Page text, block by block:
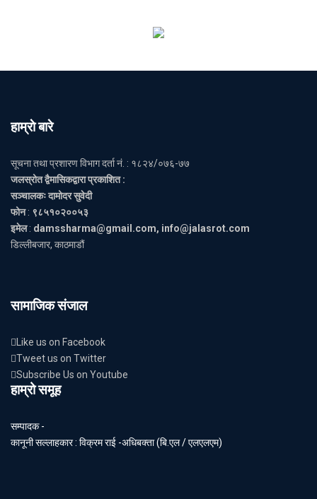
हाम्राे बारे
सूचना तथा प्रशारण विभाग दर्ता नं. : १८२४/०७६-७७
जलस्रोत द्वैमासिकद्वारा प्रकाशित :
सञ्चालकः दामोदर सुवेदी
फोन: ९८५१०२००५३
इमेल: damssharma@gmail.com, info@jalasrot.com
डिल्लीबजार, काठमाडौं
सामाजिक संजाल
Like us on Facebook
Tweet us on Twitter
Subscribe Us on Youtube
हाम्रो समूह
सम्पादक -
कानूनी सल्लाहकार : विक्रम राई -अधिबक्ता (बि.एल / एलएलएम)